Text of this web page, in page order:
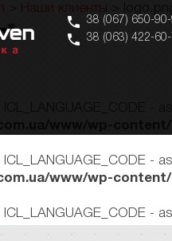
38 (067) 650-
38 (063) 422-
Наши клиенты
-
www/wp-
-
www/wp-
-
www/wp-